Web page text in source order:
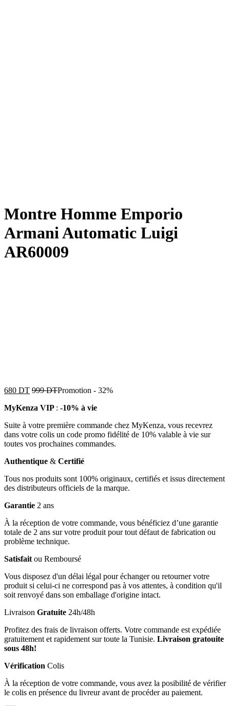
Montre Homme Emporio
Armani Automatic Luigi
AR60009
680 DT 999DTPromotion - 32%
MyKenza VIP : -10% à vie
Suite à votre première commande chez MyKenza, vous recevrez
dans votre colis un code promo fidélité de 10% valable à vie sur
toutes vos prochaines commandes.
Authentique & Certifié
Tous nos produits sont 100% originaux, certifiés et issus directement
des distributeurs officiels de la marque.
Garantie 2 ans
À la réception de votre commande, vous bénéficiez d’une garantie
totale de 2 ans sur votre produit pour tout défaut de fabrication ou
problème technique.
Satisfait ou Remboursé
Vous disposez d'un délai légal pour échanger ou retourner votre
produit si celui-ci ne correspond pas à vos attentes, à condition qu'il
soit renvoyé dans son emballage d'origine intact.
Livraison Gratuite 24h/48h
Profitez des frais de livraison offerts. Votre commande est expédiée
gratuitement et rapidement sur toute la Tunisie. Livraison gratouite
sous 48h!
Vérification Colis
À la réception de votre commande, vous avez la posibilité de vérifier
le colis en présence du livreur avant de procéder au paiement.